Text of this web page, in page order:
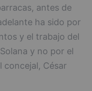
antes de
ha sido por
y el trabajo del
y no por el
concejal, César